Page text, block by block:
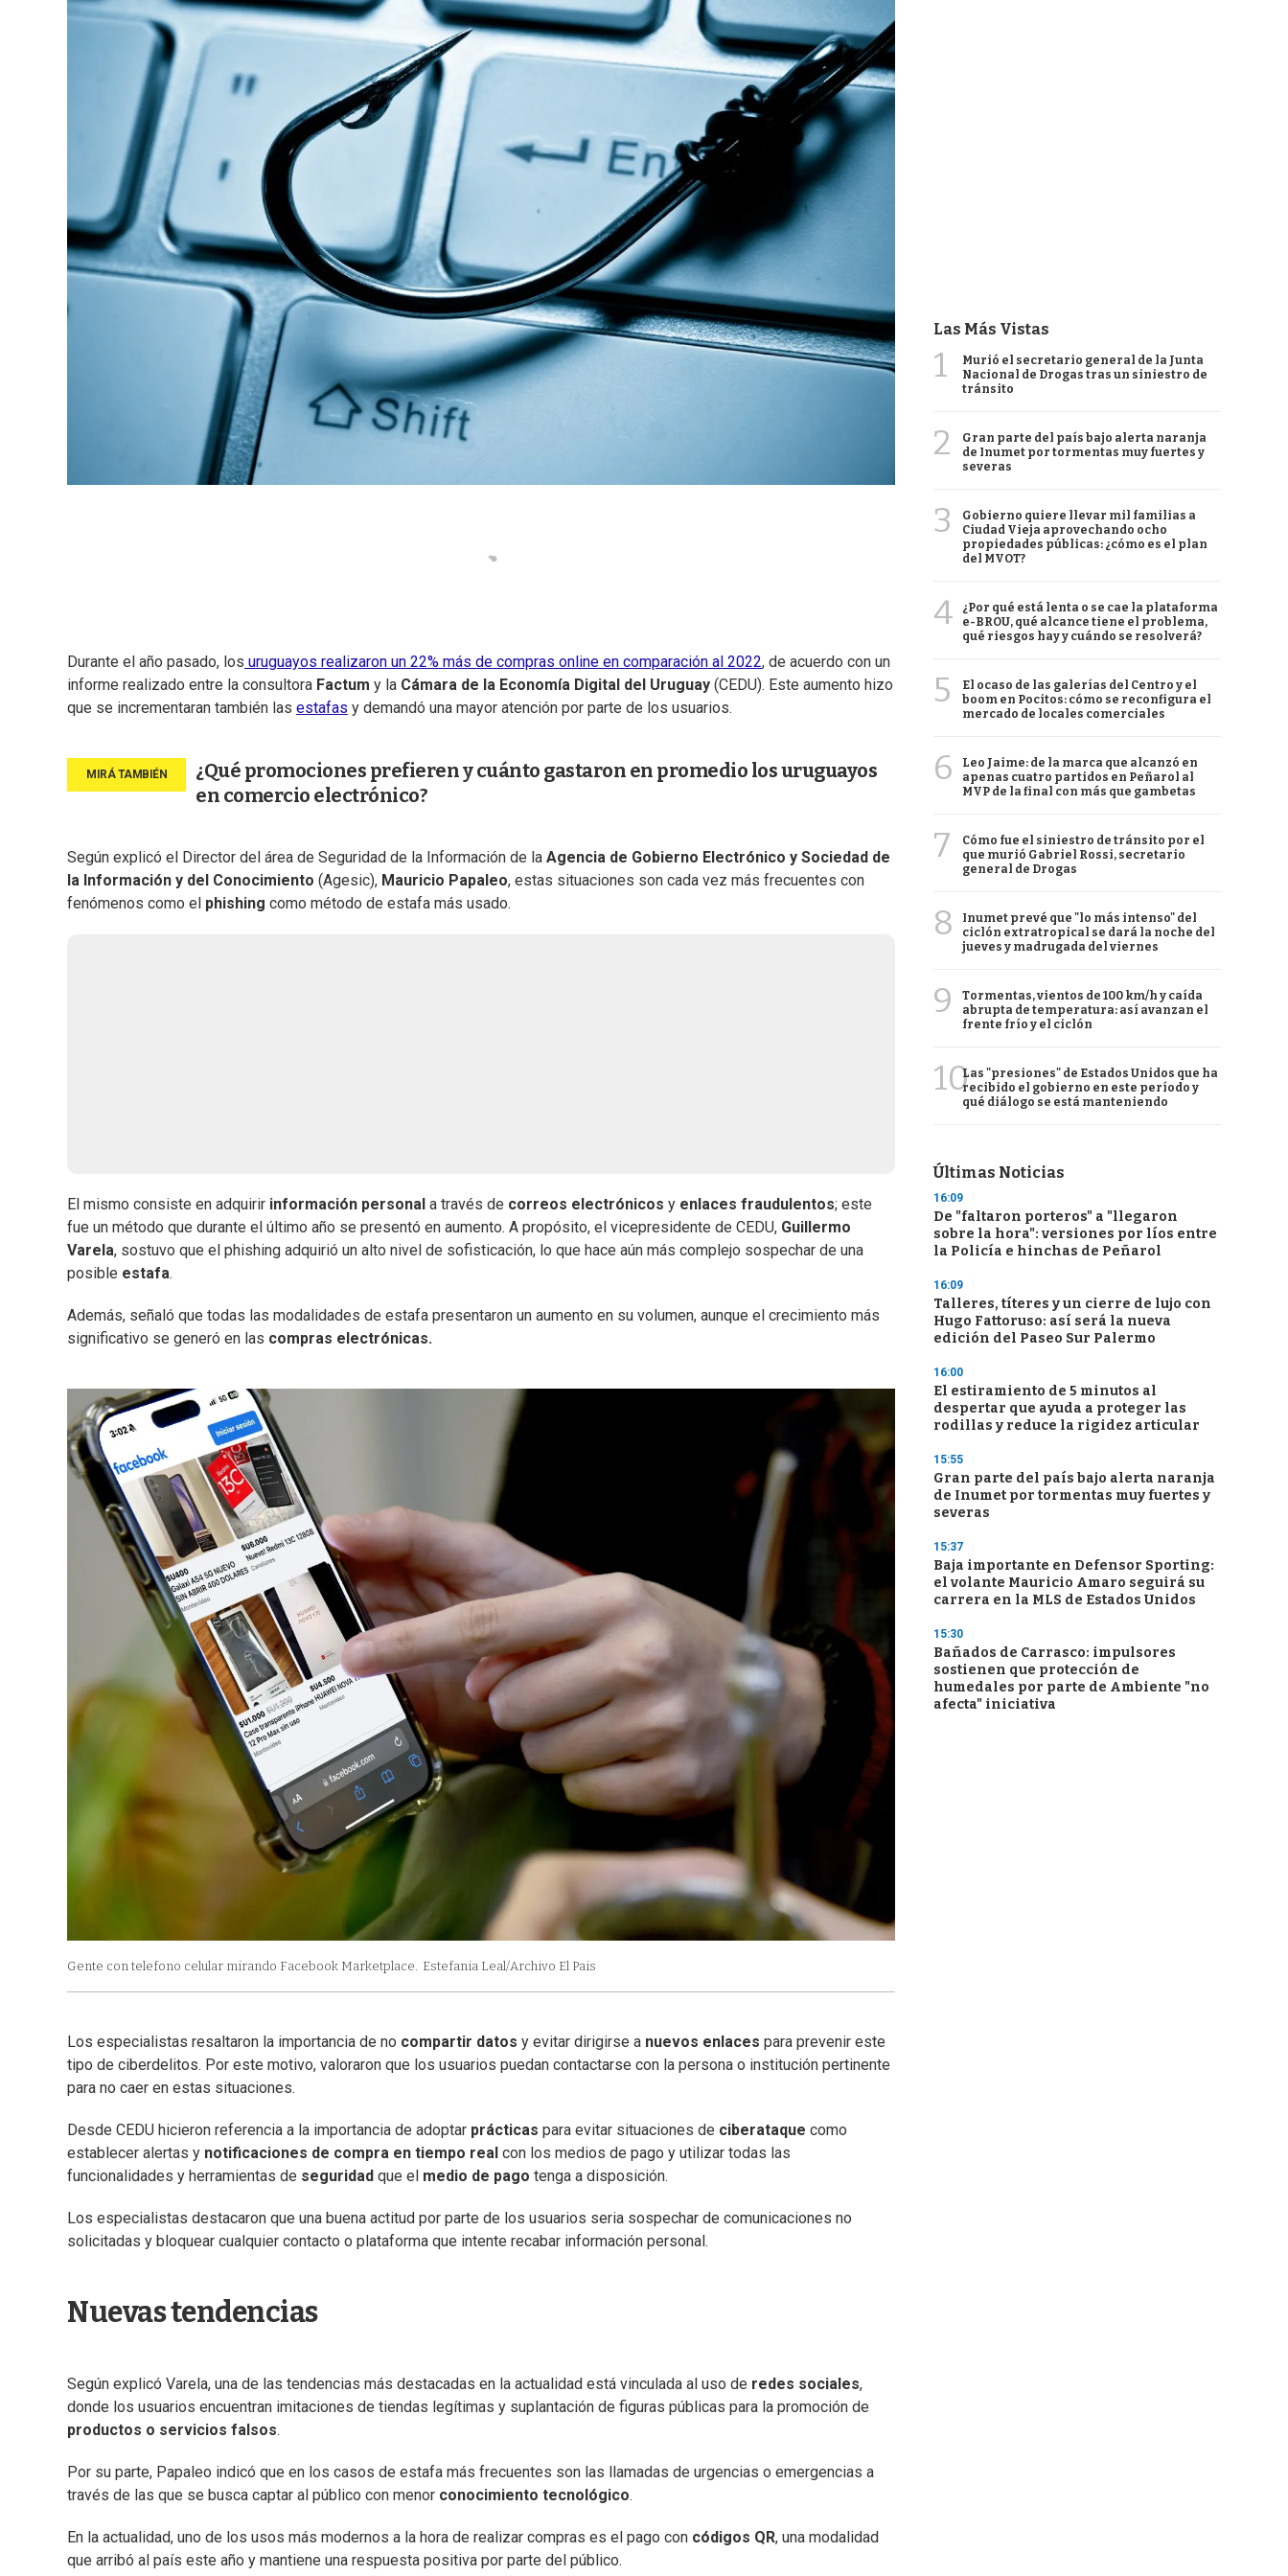
Durante el año pasado, los uruguayos realizaron un 22% más de compras online en comparación al 2022, de acuerdo con un
informe realizado entre la consultora Factum y la Cámara de la Economía Digital del Uruguay (CEDU). Este aumento hizo
que se incrementaran también las estafas y demandó una mayor atención por parte de los usuarios.
¿Qué promociones prefieren y cuánto gastaron en promedio los uruguayos
en comercio electrónico?
Según explicó el Director del área de Seguridad de la Información de la Agencia de Gobierno Electrónico y Sociedad de
la Información y del Conocimiento (Agesic), Mauricio Papaleo, estas situaciones son cada vez más frecuentes con
fenómenos como el phishing como método de estafa más usado.
El mismo consiste en adquirir información personal a través de correos electrónicos y enlaces fraudulentos; este
fue un método que durante el último año se presentó en aumento. A propósito, el vicepresidente de CEDU, Guillermo
Varela, sostuvo que el phishing adquirió un alto nivel de sofisticación, lo que hace aún más complejo sospechar de una
posible estafa.
Además, señaló que todas las modalidades de estafa presentaron un aumento en su volumen, aunque el crecimiento más
significativo se generó en las compras electrónicas.
Gente con telefono celular mirando Facebook Marketplace. Estefania Leal/Archivo El Pais
Los especialistas resaltaron la importancia de no compartir datos y evitar dirigirse a nuevos enlaces para prevenir este
tipo de ciberdelitos. Por este motivo, valoraron que los usuarios puedan contactarse con la persona o institución pertinente
para no caer en estas situaciones.
Desde CEDU hicieron referencia a la importancia de adoptar prácticas para evitar situaciones de ciberataque como
establecer alertas y notificaciones de compra en tiempo real con los medios de pago y utilizar todas las
funcionalidades y herramientas de seguridad que el medio de pago tenga a disposición.
Los especialistas destacaron que una buena actitud por parte de los usuarios seria sospechar de comunicaciones no
solicitadas y bloquear cualquier contacto o plataforma que intente recabar información personal.
Nuevas tendencias
Según explicó Varela, una de las tendencias más destacadas en la actualidad está vinculada al uso de redes sociales,
donde los usuarios encuentran imitaciones de tiendas legítimas y suplantación de figuras públicas para la promoción de
productos o servicios falsos.
Por su parte, Papaleo indicó que en los casos de estafa más frecuentes son las llamadas de urgencias o emergencias a
través de las que se busca captar al público con menor conocimiento tecnológico.
En la actualidad, uno de los usos más modernos a la hora de realizar compras es el pago con códigos QR, una modalidad
que arribó al país este año y mantiene una respuesta positiva por parte del público.
Las Más Vistas
1
Murió el secretario general de la Junta
Nacional de Drogas tras un siniestro de
tránsito
2
Gran parte del país bajo alerta naranja
de Inumet por tormentas muy fuertes y
severas
3
Gobierno quiere llevar mil familias a
Ciudad Vieja aprovechando ocho
propiedades públicas: ¿cómo es el plan
del MVOT?
4
¿Por qué está lenta o se cae la plataforma
e-BROU, qué alcance tiene el problema,
qué riesgos hay y cuándo se resolverá?
5
El ocaso de las galerías del Centro y el
boom en Pocitos: cómo se reconfigura el
mercado de locales comerciales
6
Leo Jaime: de la marca que alcanzó en
apenas cuatro partidos en Peñarol al
MVP de la final con más que gambetas
7
Cómo fue el siniestro de tránsito por el
que murió Gabriel Rossi, secretario
general de Drogas
8
Inumet prevé que "lo más intenso" del
ciclón extratropical se dará la noche del
jueves y madrugada del viernes
9
Tormentas, vientos de 100 km/h y caída
abrupta de temperatura: así avanzan el
frente frío y el ciclón
10Las "presiones" de Estados Unidos que ha
recibido el gobierno en este período y
qué diálogo se está manteniendo
Últimas Noticias
16:09
De "faltaron porteros" a "llegaron
sobre la hora": versiones por líos entre
la Policía e hinchas de Peñarol
16:09
Talleres, títeres y un cierre de lujo con
Hugo Fattoruso: así será la nueva
edición del Paseo Sur Palermo
16:00
El estiramiento de 5 minutos al
despertar que ayuda a proteger las
rodillas y reduce la rigidez articular
15:55
Gran parte del país bajo alerta naranja
de Inumet por tormentas muy fuertes y
severas
15:37
Baja importante en Defensor Sporting:
el volante Mauricio Amaro seguirá su
carrera en la MLS de Estados Unidos
15:30
Bañados de Carrasco: impulsores
sostienen que protección de
humedales por parte de Ambiente "no
afecta" iniciativa